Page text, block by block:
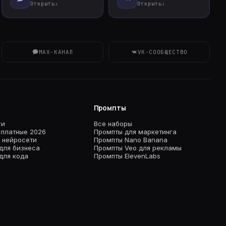
Открыть › Открыть ›
MAX-КАНАЛ VK-СООБЩЕСТВО
2026
бизнеса
кода
Промпты
Все наборы
Промпты для маркетинга
Промпты Nano Banana
Промпты Veo для рекламы
Промпты ElevenLabs